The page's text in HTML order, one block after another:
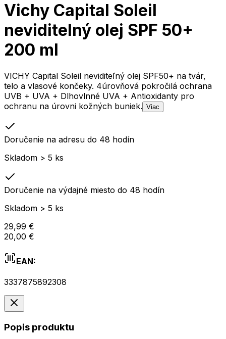
Vichy Capital Soleil
neviditelný olej SPF 50+
200 ml
VICHY Capital Soleil neviditeľný olej SPF50+ na tvár,
telo a vlasové končeky. 4úrovňová pokročilá ochrana
UVB + UVA + Dlhovlnné UVA + Antioxidanty pro
ochranu na úrovni kožných buniek. Viac
Doručenie na adresu do 48 hodín
Skladom > 5 ks
Doručenie na výdajné miesto do 48 hodín
Skladom > 5 ks
29,99 €
20,00 €
EAN:
3337875892308
Popis produktu